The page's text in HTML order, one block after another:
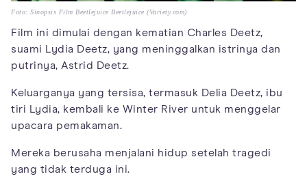
Foto: Sinopsis Film Beetlejuice Beetlejuice (Variety.com)
Film ini dimulai dengan kematian Charles Deetz,
suami Lydia Deetz, yang meninggalkan istrinya dan
putrinya, Astrid Deetz.
Keluarganya yang tersisa, termasuk Delia Deetz, ibu
tiri Lydia, kembali ke Winter River untuk menggelar
upacara pemakaman.
Mereka berusaha menjalani hidup setelah tragedi
yang tidak terduga ini.